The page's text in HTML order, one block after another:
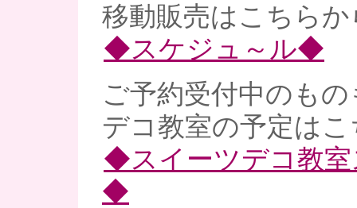
移動販売はこちら
◆スケジュ～ル◆
ご予約受付中のも
デコ教室の予定はこ
◆スイーツデコ教室
◆